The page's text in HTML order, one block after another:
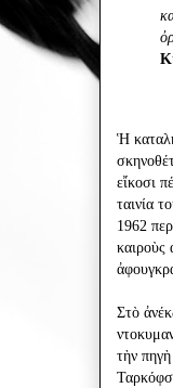
Ἡ
εἴκοσι
ταινία
1962
καιροὺς
Στὸ
τὴν